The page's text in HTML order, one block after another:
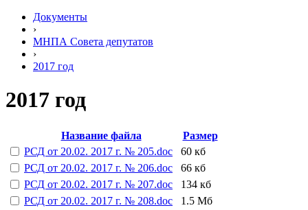
Документы
›
МНПА Совета депутатов
›
2017 год
2017 год
Название файла
Размер
РСД от 20.02. 2017 г. № 205.doc
60 кб
РСД от 20.02. 2017 г. № 206.doc
66 кб
РСД от 20.02. 2017 г. № 207.doc
134 кб
РСД от 20.02. 2017 г. № 208.doc
1.5 Мб